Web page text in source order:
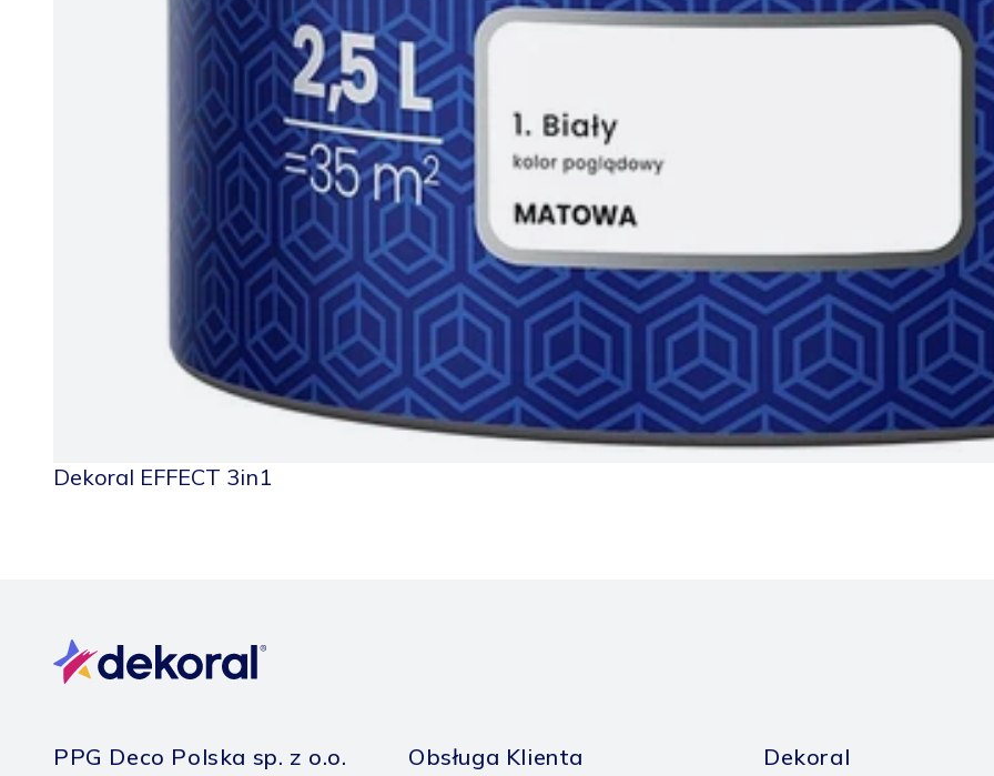
Dekoral EFFECT 3in1
PPG Deco Polska sp. z o.o. Obsługa Klienta Dekoral